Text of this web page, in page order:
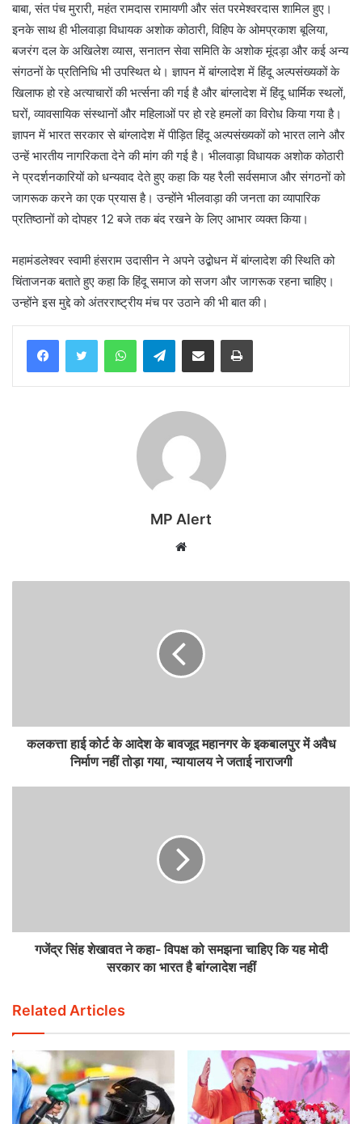
बाबा, संत पंच मुरारी, महंत रामदास रामायणी और संत परमेश्वरदास शामिल हुए।
इनके साथ ही भीलवाड़ा विधायक अशोक कोठारी, विहिप के ओमप्रकाश बूलिया,
बजरंग दल के अखिलेश व्यास, सनातन सेवा समिति के अशोक मूंदड़ा और कई अन्य
संगठनों के प्रतिनिधि भी उपस्थित थे। ज्ञापन में बांग्लादेश में हिंदू अल्पसंख्यकों के
खिलाफ हो रहे अत्याचारों की भर्त्सना की गई है और बांग्लादेश में हिंदू धार्मिक स्थलों,
घरों, व्यावसायिक संस्थानों और महिलाओं पर हो रहे हमलों का विरोध किया गया है।
ज्ञापन में भारत सरकार से बांग्लादेश में पीड़ित हिंदू अल्पसंख्यकों को भारत लाने और
उन्हें भारतीय नागरिकता देने की मांग की गई है। भीलवाड़ा विधायक अशोक कोठारी
ने प्रदर्शनकारियों को धन्यवाद देते हुए कहा कि यह रैली सर्वसमाज और संगठनों को
जागरूक करने का एक प्रयास है। उन्होंने भीलवाड़ा की जनता का व्यापारिक
प्रतिष्ठानों को दोपहर 12 बजे तक बंद रखने के लिए आभार व्यक्त किया।
महामंडलेश्वर स्वामी हंसराम उदासीन ने अपने उद्बोधन में बांग्लादेश की स्थिति को
चिंताजनक बताते हुए कहा कि हिंदू समाज को सजग और जागरूक रहना चाहिए।
उन्होंने इस मुद्दे को अंतरराष्ट्रीय मंच पर उठाने की भी बात की।
WhatsAppTelegramShare via Email Print
MP Alert
Website
कलकत्ता हाई कोर्ट के आदेश के बावजूद महानगर के इकबालपुर में अवैध
निर्माण नहीं तोड़ा गया, न्यायालय ने जताई नाराजगी
गजेंद्र सिंह शेखावत ने कहा- विपक्ष को समझना चाहिए कि यह मोदी
सरकार का भारत है बांग्लादेश नहीं
Related Articles